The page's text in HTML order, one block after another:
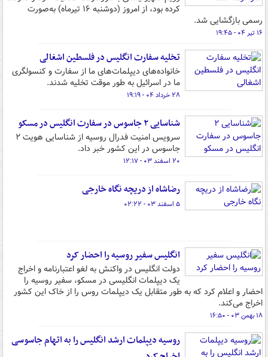
کرده بود، از امروز (دوشنبه ۱۶ تیرماه) به‌صورت
رسمی بازگشایی شد.
۱۶ تیر ۰۴ - ۱۹:۴۵
تخلیه سفارت انگلیس در فلسطین اشغالی
خانواده‌های دیپلمات‌های ما از سفارت و کنسولگری
ما در اسرائیل به طور موقت تخلیه شدند.
۲۸ خرداد ۰۴ - ۱۹:۱۹
شناسایی ۲ جاسوس در سفارت انگلیس در مسکو
سرویس امنیت فدرال روسیه از شناسایی هویت ۲
جاسوس در این کشور خبر داد.
۲۰ اسفند ۰۳ - ۱۲:۱۷
رضاشاه از دریچه نگاه خارجی‌
۵ اسفند ۰۳ - ۰۲:۲۲
انگلیس سفیر روسیه را احضار کرد
دولت انگلیس در واکنش به لغو اعتبارنامه و اخراج
یک دیپلمات انگلیسی در مسکو، سفیر روسیه را
احضار و اعلام کرد که به طور متقابل یک دیپلمات روس را از خاک این کشور
اخراج می‌کند.
۱۸ بهمن ۰۳ - ۱۶:۵۰
روسیه دیپلمات ارشد انگلیس را به اتهام جاسوسی